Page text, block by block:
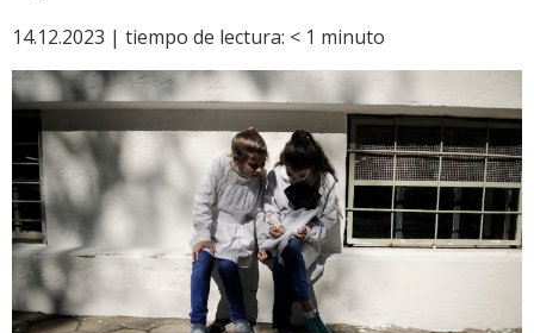
14.12.2023 | tiempo de lectura: < 1 minuto